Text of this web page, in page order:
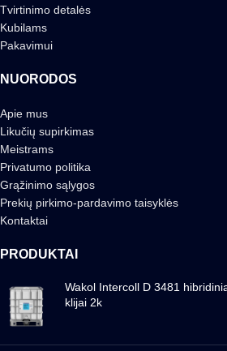
Tvirtinimo detalės
Kubilams
Pakavimui
NUORODOS
Apie mus
Likučių supirkimas
Meistrams
Privatumo politika
Grąžinimo sąlygos
Prekių pirkimo-pardavimo taisyklės
Kontaktai
PRODUKTAI
Wakol Intercoll D 3481
klijai 2k